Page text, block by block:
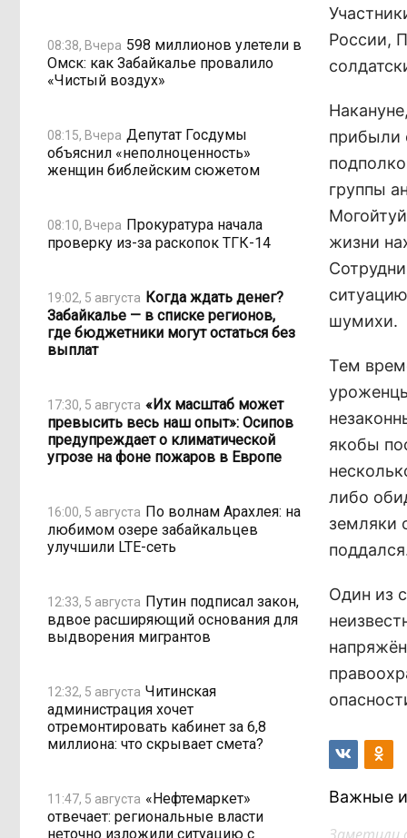
08:38, Вчера 598 миллионов улетели в
Омск: как Забайкалье провалило
«Чистый воздух»
08:15, Вчера Депутат Госдумы
объяснил «неполноценность»
женщин библейским сюжетом
08:10, Вчера Прокуратура начала
проверку из-за раскопок ТГК-14
19:02, 5 августа Когда ждать денег?
Забайкалье — в списке регионов,
где бюджетники могут остаться без
выплат
17:30, 5 августа «Их масштаб может
превысить весь наш опыт»: Осипов
предупреждает о климатической
угрозе на фоне пожаров в Европе
16:00, 5 августа По волнам Арахлея: на
любимом озере забайкальцев
улучшили LTE-сеть
12:33, 5 августа Путин подписал закон,
вдвое расширяющий основания для
выдворения мигрантов
12:32, 5 августа Читинская
администрация хочет
отремонтировать кабинет за 6,8
миллиона: что скрывает смета?
11:47, 5 августа «Нефтемаркет»
отвечает: региональные власти
неточно изложили ситуацию с
России,
прибыли
группы
жизни
шумихи.
Тем
якобы
либо
земляки
Один из
Важные